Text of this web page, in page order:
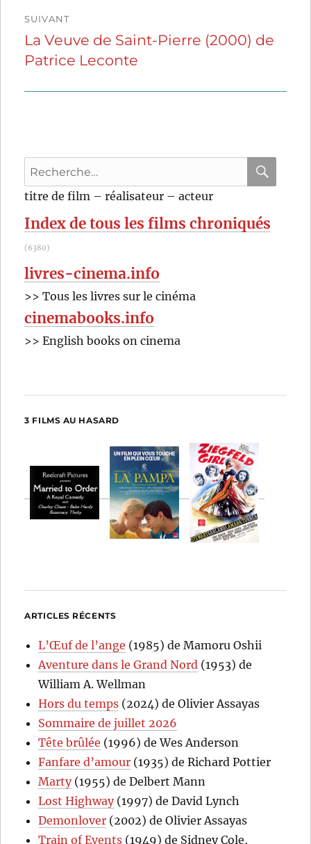
SUIVANT
Publication
suivante :
La Veuve de Saint-Pierre (2000) de
Patrice Leconte
Recherche
pour
:
titre de film – réalisateur – acteur
Index de tous les films chroniqués
(6380)
livres-cinema.info
>> Tous les livres sur le cinéma
cinemabooks.info
>> English books on cinema
3 FILMS AU HASARD
ARTICLES RÉCENTS
L’Œuf de l’ange (1985) de Mamoru Oshii
Aventure dans le Grand Nord (1953) de
William A. Wellman
Hors du temps (2024) de Olivier Assayas
Sommaire de juillet 2026
Tête brûlée (1996) de Wes Anderson
Fanfare d’amour (1935) de Richard Pottier
Marty(1955) de Delbert Mann
Lost Highway(1997) de David Lynch
Demonlover (2002) de Olivier Assayas
Train of Events (1949) de Sidney Cole,